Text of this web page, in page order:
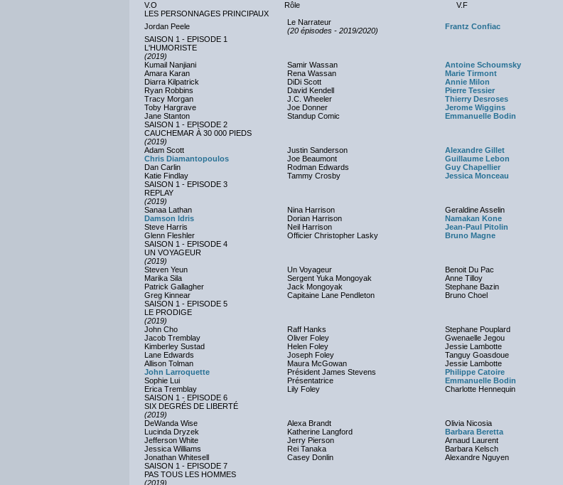
V.O Rôle
V.F
LES PERSONNAGES PRINCIPAUX
Jordan Peele
Le Narrateur
(20 épisodes - 2019/2020)
Frantz Confiac
SAISON 1 - EPISODE 1
L'HUMORISTE
(2019)
Kumail Nanjiani
Samir Wassan
Antoine Schoumsky
Amara Karan
Rena Wassan
Marie Tirmont
Diarra Kilpatrick
DiDi Scott
Annie Milon
Ryan Robbins
David Kendell
Pierre Tessier
Tracy Morgan
J.C. Wheeler
Thierry Desroses
Toby Hargrave
Joe Donner
Jerome Wiggins
Jane Stanton
Standup Comic
Emmanuelle Bodin
SAISON 1 - EPISODE 2
CAUCHEMAR À 30 000 PIEDS
(2019)
Adam Scott
Justin Sanderson
Alexandre Gillet
Chris Diamantopoulos
Joe Beaumont
Guillaume Lebon
Dan Carlin
Rodman Edwards
Guy Chapellier
Katie Findlay
Tammy Crosby
Jessica Monceau
SAISON 1 - EPISODE 3
REPLAY
(2019)
Sanaa Lathan
Nina Harrison
Geraldine Asselin
Damson Idris
Dorian Harrison
Namakan Kone
Steve Harris
Neil Harrison
Jean-Paul Pitolin
Glenn Fleshler
Officier Christopher Lasky
Bruno Magne
SAISON 1 - EPISODE 4
UN VOYAGEUR
(2019)
Steven Yeun
Un Voyageur
Benoit Du Pac
Marika Sila
Sergent Yuka Mongoyak
Anne Tilloy
Patrick Gallagher
Jack Mongoyak
Stephane Bazin
Greg Kinnear
Capitaine Lane Pendleton
Bruno Choel
SAISON 1 - EPISODE 5
LE PRODIGE
(2019)
John Cho
Raff Hanks
Stephane Pouplard
Jacob Tremblay
Oliver Foley
Gwenaelle Jegou
Kimberley Sustad
Helen Foley
Jessie Lambotte
Lane Edwards
Joseph Foley
Tanguy Goasdoue
Allison Tolman
Maura McGowan
Jessie Lambotte
John Larroquette
Président James Stevens
Philippe Catoire
Sophie Lui
Présentatrice
Emmanuelle Bodin
Erica Tremblay
Lily Foley
Charlotte Hennequin
SAISON 1 - EPISODE 6
SIX DEGRÉS DE LIBERTÉ
(2019)
DeWanda Wise
Alexa Brandt
Olivia Nicosia
Lucinda Dryzek
Katherine Langford
Barbara Beretta
Jefferson White
Jerry Pierson
Arnaud Laurent
Jessica Williams
Rei Tanaka
Barbara Kelsch
Jonathan Whitesell
Casey Donlin
Alexandre Nguyen
SAISON 1 - EPISODE 7
PAS TOUS LES HOMMES
(2019)